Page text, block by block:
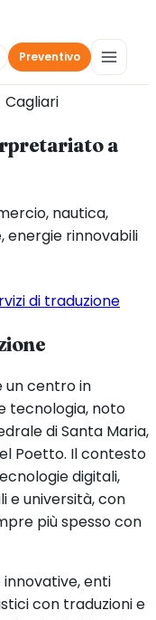
Preventivo
Cagliari
a
nautica,
energie rinnovabili
di traduzione
un centro in
tecnologia, noto
di Santa Maria,
Poetto. Il contesto
digitali,
e università, con
più spesso con
innovative, enti
con traduzioni e